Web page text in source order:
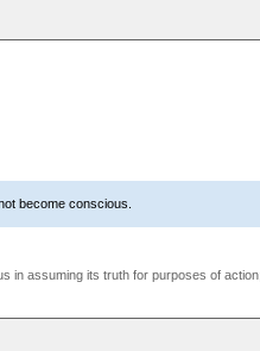
become conscious.
in assuming its truth for purposes of